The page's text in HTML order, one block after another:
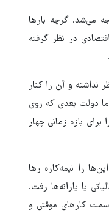
می‌شد. گرچه بارها
در نظر گرفته
نداشته و آن را کنار
دولت بعدی که روی
بازه زمانی چهار
دارد و نباید این‌ها را نیمه‌کاره رها
یا یارانه‌ها رفت.
سمت کارهای موقتی و